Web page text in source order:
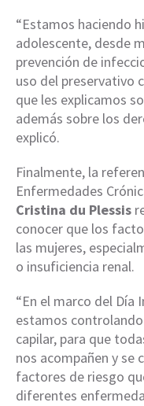
“Estamos haciendo
adolescente, desde
prevención de
uso del preservativo
que les explicamos
además sobre los
explicó.
Finalmente, la
Enfermedades
Cristina du Plessis
conocer que los
las mujeres,
o insuficiencia renal.
“En el marco del Día
estamos
capilar, para que
nos acompañen y se
factores de riesgo
diferentes